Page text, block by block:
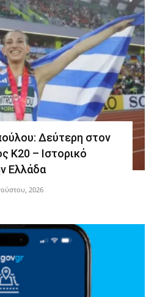
Δεύτερη στον
Κ20 – Ιστορικό
Ελλάδα
2026